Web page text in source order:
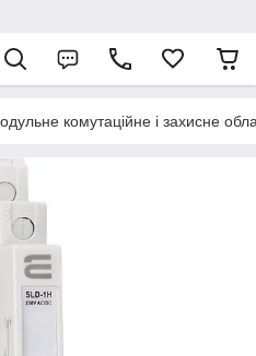
комутаційне і захисне